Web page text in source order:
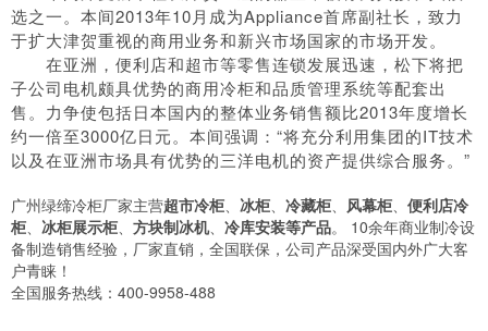
选之一。本间2013年10月成为Appliance首席副社长，致力
于扩大津贺重视的商用业务和新兴市场国家的市场开发。
在亚洲，便利店和超市等零售连锁发展迅速，松下将把
子公司电机颇具优势的商用冷柜和品质管理系统等配套出
售。力争使包括日本国内的整体业务销售额比2013年度增长
约一倍至3000亿日元。本间强调：“将充分利用集团的IT技术
以及在亚洲市场具有优势的三洋电机的资产提供综合服务。”
广州绿缔冷柜厂家主营超市冷柜、 冰柜、 冷藏柜、 风幕柜、 便利店冷
柜、 冰柜展示柜、 方块制冰机、 冷库安装等产品。 10余年商业制冷设
备制造销售经验，厂家直销，全国联保，公司产品深受国内外广大客
户青睐！
全国服务热线：400-9958-488